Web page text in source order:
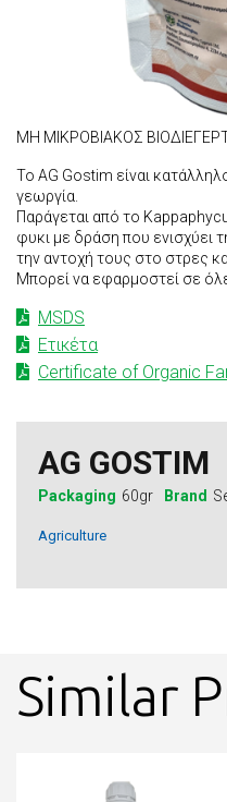
ΜΗ ΜΙΚΡΟΒΙΑΚΟΣ
Το AG Gostim είναι
γεωργία.
Παράγεται από το
φυκι με δράση που ενισχύει
την αντοχή τους στο στρες
Μπορεί να εφαρμοστεί σε
MSDS
Ετικέτα
Certificate of Organic
AG GOSTIM
Packaging 60gr Brand
Agriculture
Similar